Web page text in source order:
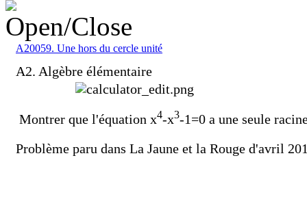
A20059. Une hors du cercle unité
A2. Algèbre élémentaire
Montrer que l'équation x4-x3-1=0 a une seule
Problème paru dans La Jaune et la Rouge d'avril